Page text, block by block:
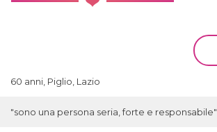
60 anni, Piglio, Lazio
"sono una persona seria, forte e responsabile"